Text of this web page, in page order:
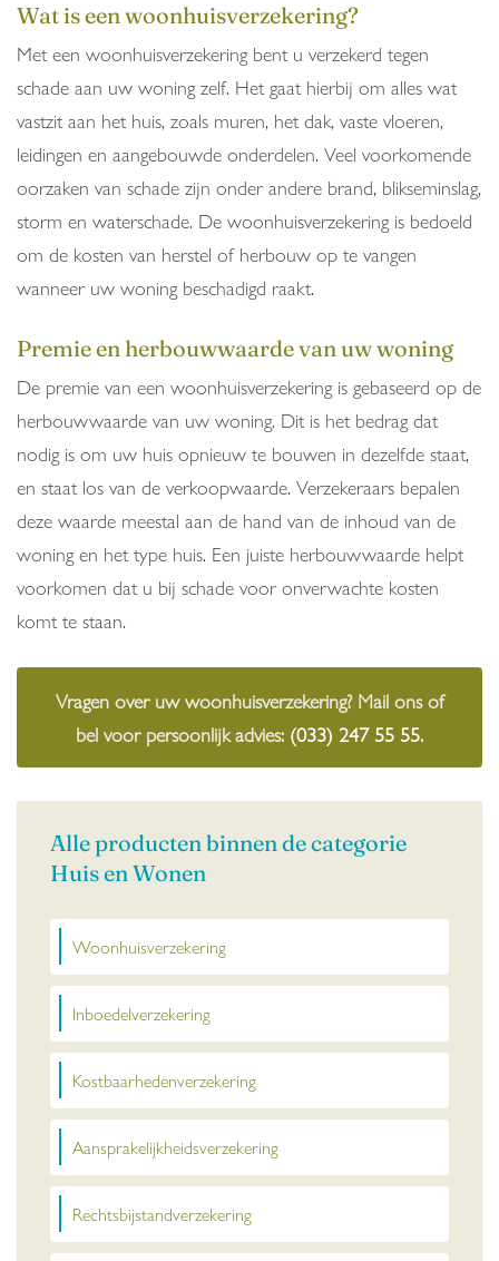
Wat is een woonhuisverzekering?
Met een woonhuisverzekering bent u verzekerd tegen
schade aan uw woning zelf. Het gaat hierbij om alles wat
vastzit aan het huis, zoals muren, het dak, vaste vloeren,
leidingen en aangebouwde onderdelen. Veel voorkomende
oorzaken van schade zijn onder andere brand, blikseminslag,
storm en waterschade. De woonhuisverzekering is bedoeld
om de kosten van herstel of herbouw op te vangen
wanneer uw woning beschadigd raakt.
Premie en herbouwwaarde van uw woning
De premie van een woonhuisverzekering is gebaseerd op de
herbouwwaarde van uw woning. Dit is het bedrag dat
nodig is om uw huis opnieuw te bouwen in dezelfde staat,
en staat los van de verkoopwaarde. Verzekeraars bepalen
deze waarde meestal aan de hand van de inhoud van de
woning en het type huis. Een juiste herbouwwaarde helpt
voorkomen dat u bij schade voor onverwachte kosten
komt te staan.
Vragen over uw woonhuisverzekering? Mail ons of
bel voor persoonlijk advies: (033) 247 55 55.
Alle producten binnen de categorie
Huis en Wonen
Woonhuisverzekering
Inboedelverzekering
Kostbaarhedenverzekering
Aansprakelijkheidsverzekering
Rechtsbijstandverzekering